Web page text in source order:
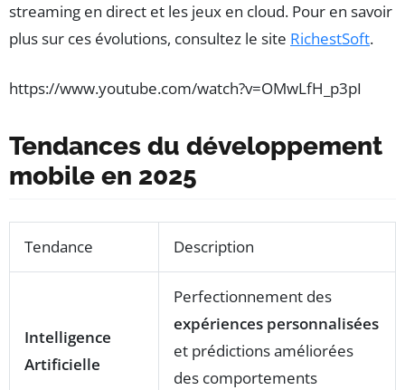
streaming en direct et les jeux en cloud. Pour en savoir
plus sur ces évolutions, consultez le site RichestSoft.
https://www.youtube.com/watch?v=OMwLfH_p3pI
Tendances du développement
mobile en 2025
Tendance Description
Intelligence
Artificielle
Perfectionnement des
expériences personnalisées
et prédictions améliorées
des comportements